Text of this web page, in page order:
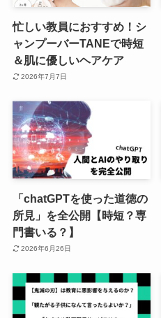
忙しい教員におすすめ！シ
ャンプーバーTANEで時短
＆肌に優しいヘアケア
2026年7月7日
「chatGPTを使った道徳の
所見」を全公開【時短？専
門書いる？】
2026年6月26日